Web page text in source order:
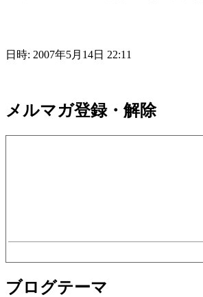
日時: 2007年5月14日 22:11
メルマガ登録・解除
ブログテーマ